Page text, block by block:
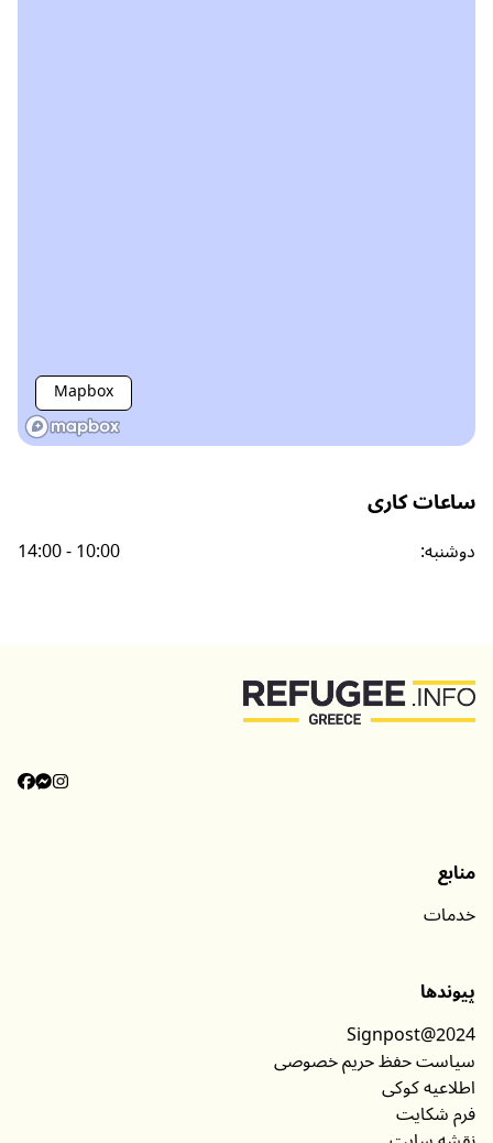
Mapbox
ساعات کاری
دوشنبه:
14:00 - 10:00
منابع
خدمات
پیوندها
Signpost@2024
سیاست حفظ حریم خصوصی
اطلاعیه کوکی
فرم شکایت